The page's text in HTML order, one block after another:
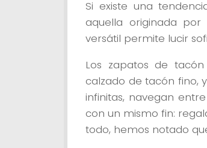
Si existe una
aquella originada por
versátil permite lucir
Los zapatos de
calzado de tacón fino,
infinitas, navegan
con un mismo fin:
todo, hemos notado